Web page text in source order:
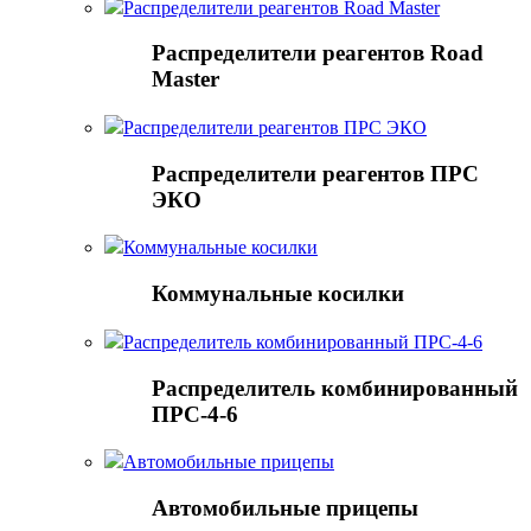
Распределители реагентов Road Master
Распределители реагентов Road
Master
Распределители реагентов ПРС ЭКО
Распределители реагентов ПРС
ЭКО
Коммунальные косилки
Коммунальные косилки
Распределитель комбинированный ПРС-4-6
Распределитель комбинированный
ПРС-4-6
Автомобильные прицепы
Автомобильные прицепы